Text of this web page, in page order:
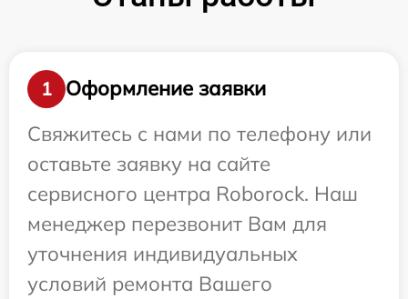
1
Оформление заявки
Свяжитесь с нами по телефону или
оставьте заявку на сайте
сервисного центра Roborock. Наш
менеджер перезвонит Вам для
уточнения индивидуальных
условий ремонта Вашего